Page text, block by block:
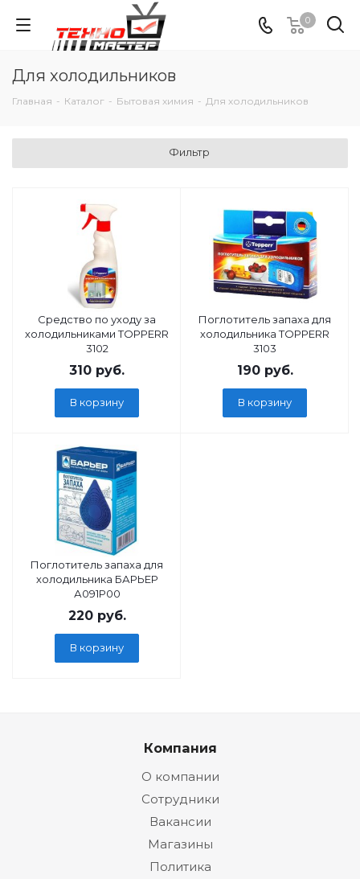
0
Для холодильников
Главная - Каталог - Бытовая химия - Для холодильников
Фильтр
Средство по уходу за
холодильниками TOPPERR
3102
310 руб.
В корзину
Поглотитель запаха для
холодильника TOPPERR
3103
190руб.
В корзину
Поглотитель запаха для
холодильника БАРЬЕР
А091Р00
220руб.
В корзину
Компания
О компании
Сотрудники
Вакансии
Магазины
Политика